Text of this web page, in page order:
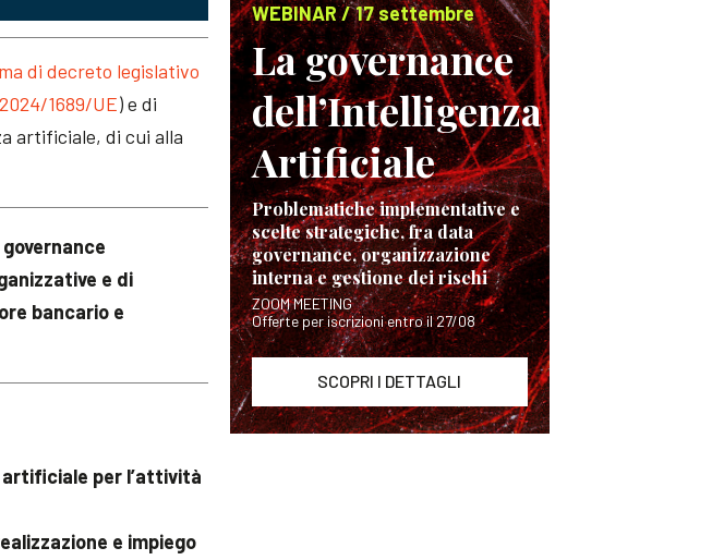
di decreto legislativo
1689/UE) e di
artificiale, di cui alla
e di
bancario e
per l’attività
e impiego
WEBINAR / 17 settembre
La governance
dell’Intelligenza
Artificiale
Problematiche implementative e
scelte strategiche, fra data
governance, organizzazione
interna e gestione dei rischi
ZOOM MEETING
Offerte per iscrizioni entro il 27/08
SCOPRI I DETTAGLI